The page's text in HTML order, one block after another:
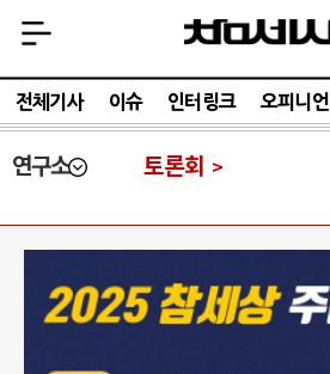
전체기사 이슈 인터링크 오피니언
연구소 토론회